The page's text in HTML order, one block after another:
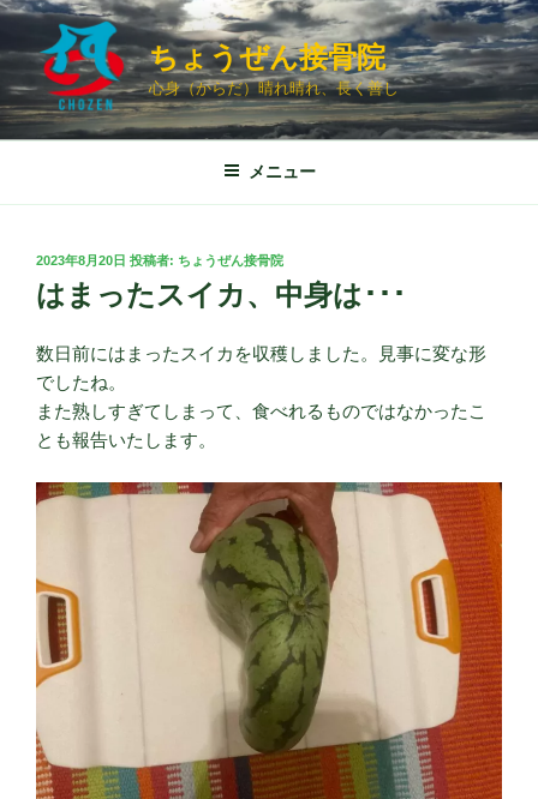
コ
ン
ツ
ちょうぜん接骨院
心身（からだ）晴れ晴れ、長く善し
メニュー
投
稿
日:
2023年8月20日 投稿者: ちょうぜん接骨院
はまったスイカ、中身は･･･
数日前にはまったスイカを収穫しました。見事に変な形
でしたね。
また熟しすぎてしまって、食べれるものではなかったこ
とも報告いたします。